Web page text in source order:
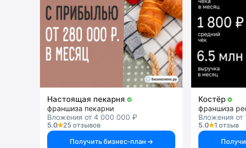
Настоящая пекарня
франшиза пекарни
Вложения от 4 000 000 ₽
5.0
25 отзывов
Получить бизнес-план
Костёр
франшиза
Вложения
5.0
1 отзыв